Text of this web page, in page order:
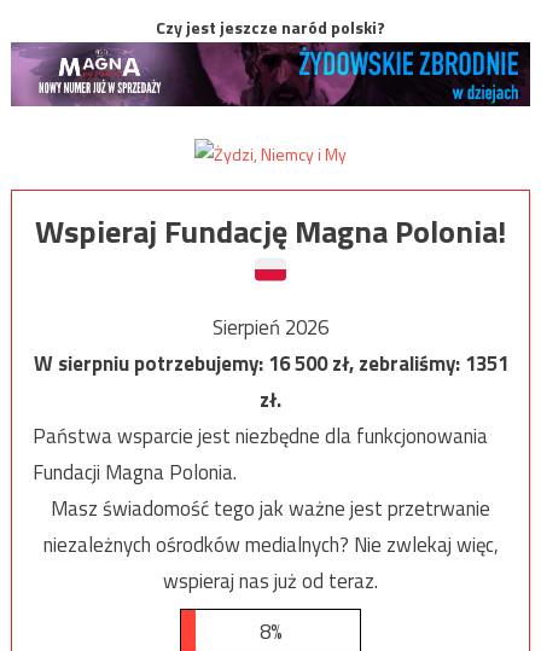
Czy jest jeszcze naród polski?
Wspieraj Fundację Magna Polonia!
Sierpień 2026
W sierpniu potrzebujemy:16 500zł, zebraliśmy:1351
zł.
Państwa wsparcie jest niezbędne dla funkcjonowania
Fundacji Magna Polonia.
Masz świadomość tego jak ważne jest przetrwanie
niezależnych ośrodków medialnych? Nie zwlekaj więc,
wspieraj nas już od teraz.
8%